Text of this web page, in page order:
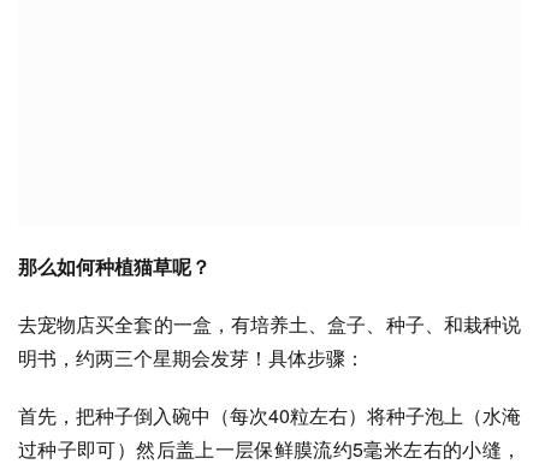
那么如何种植猫草呢？
去宠物店买全套的一盒，有培养土、盒子、种子、和栽种说
明书，约两三个星期会发芽！具体步骤：
首先，把种子倒入碗中（每次40粒左右）将种子泡上（水淹
过种子即可）然后盖上一层保鲜膜流约5毫米左右的小缝，